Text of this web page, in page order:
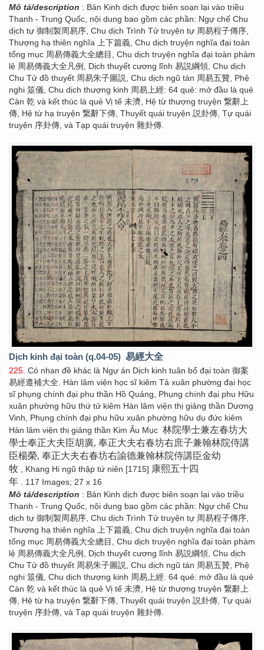
Mô tả/description : Bản Kinh dịch được biên soạn lại vào triều
Thanh - Trung Quốc, nội dung bao gồm các phần: Ngự chế Chu
dịch tự 御制製周易序, Chu dịch Trình Tử truyện tự 周易程子傳序,
Thượng hạ thiên nghĩa 上下篇義, Chu dịch truyện nghĩa đại toàn
tổng mục 周易傳義大全總目, Chu dịch truyện nghĩa đại toàn phàm
lệ 周易傳義大全凡例, Dịch thuyết cương lĩnh 易説綱領, Chu dịch
Chu Tử đồ thuyết 周易朱子圖説, Chu dịch ngũ tán 周易五贊, Phệ
nghi 筮儀, Chu dịch thượng kinh 周易上經: 64 quẻ: mở đầu là quẻ
Càn 乾 và kết thúc là quẻ Vị tế 未濟, Hệ từ thượng truyện 繋辭上
傳, Hệ từ hạ truyện 繋辭下傳, Thuyết quái truyện 説卦傳, Tự quái
truyện 序卦傳, và Tạp quái truyện 雜卦傳.
Dịch kinh đại toàn (q.04-05) 易經大全
225 . Có nhan đề khác là Ngự án Dịch kinh tuân bổ đại toàn 御案
易經遵補大全. Hàn lâm viện học sĩ kiêm Tả xuân phường đại học
sĩ phụng chính đại phu thần Hồ Quảng, Phụng chính đại phu Hữu
xuân phường hữu thứ tử kiêm Hàn lâm viện thị giảng thần Dương
Vinh, Phụng chính đại phu hữu xuân phường hữu dụ đức kiêm
Hàn lâm viện thị giảng thần Kim Ấu Mục 林院學士兼左春坊大
學士奉正大夫臣胡廣, 奉正大夫右春坊右庶子兼翰林院侍講
臣楊榮, 奉正大夫右春坊右諭德兼翰林院侍講臣金幼
牧 , Khang Hi ngũ thập tứ niên [1715] 康熙五十四
年 . 117 Images; 27 x 16
Mô tả/description : Bản Kinh dịch được biên soạn lại vào triều
Thanh - Trung Quốc, nội dung bao gồm các phần: Ngự chế Chu
dịch tự 御制製周易序, Chu dịch Trình Tử truyện tự 周易程子傳序,
Thượng hạ thiên nghĩa 上下篇義, Chu dịch truyện nghĩa đại toàn
tổng mục 周易傳義大全總目, Chu dịch truyện nghĩa đại toàn phàm
lệ 周易傳義大全凡例, Dịch thuyết cương lĩnh 易説綱領, Chu dịch
Chu Tử đồ thuyết 周易朱子圖説, Chu dịch ngũ tán 周易五贊, Phệ
nghi 筮儀, Chu dịch thượng kinh 周易上經: 64 quẻ: mở đầu là quẻ
Càn 乾 và kết thúc là quẻ Vị tế 未濟, Hệ từ thượng truyện 繋辭上
傳, Hệ từ hạ truyện 繋辭下傳, Thuyết quái truyện 説卦傳, Tự quái
truyện 序卦傳, và Tạp quái truyện 雜卦傳.